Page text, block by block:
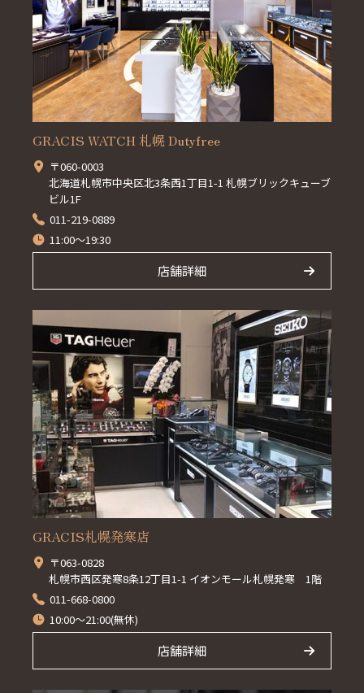
GRACIS WATCH 札幌 Dutyfree
〒060-0003
北海道札幌市中央区北3条西1丁目1-1 札幌ブリックキューブ
ビル1F
011-219-0889
11:00～19:30
店舗詳細
GRACIS札幌発寒店
〒063-0828
札幌市西区発寒8条12丁目1-1 イオンモール札幌発寒 1階
011-668-0800
10:00～21:00(無休)
店舗詳細